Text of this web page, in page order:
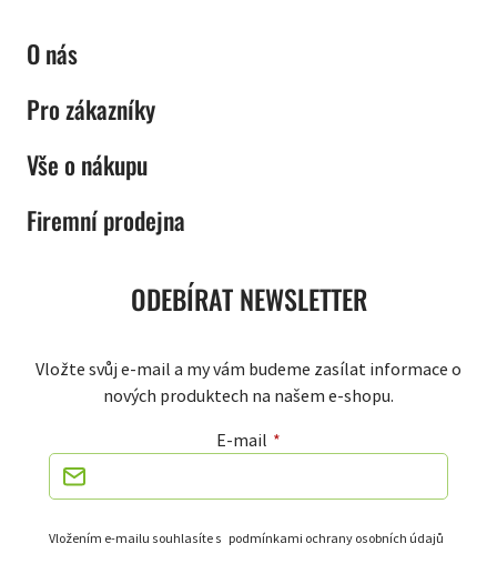
O nás
Pro zákazníky
Vše o nákupu
Firemní prodejna
ODEBÍRAT NEWSLETTER
Vložte svůj e-mail a my vám budeme zasílat informace o
nových produktech na našem e-shopu.
E-mail
Vložením e-mailu souhlasíte s podmínkami ochrany osobních údajů